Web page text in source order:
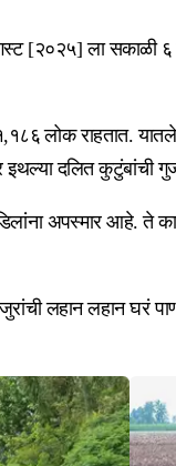
[२०२५] ला सकाळी
लोक राहतात.
इथल्या दलित कुटुंबांची
अपस्मार
लहान लहान घरं